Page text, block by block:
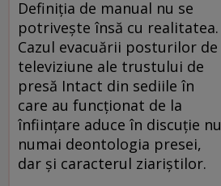
Definiția de manual nu se
potrivește însă cu realitatea.
Cazul evacuării posturilor de
televiziune ale trustului de
presă Intact din sediile în
care au funcționat de la
înființare aduce în discuție nu
numai deontologia presei,
dar și caracterul ziariștilor.